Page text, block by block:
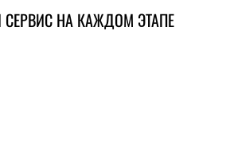
НА КАЖДОМ ЭТАПЕ